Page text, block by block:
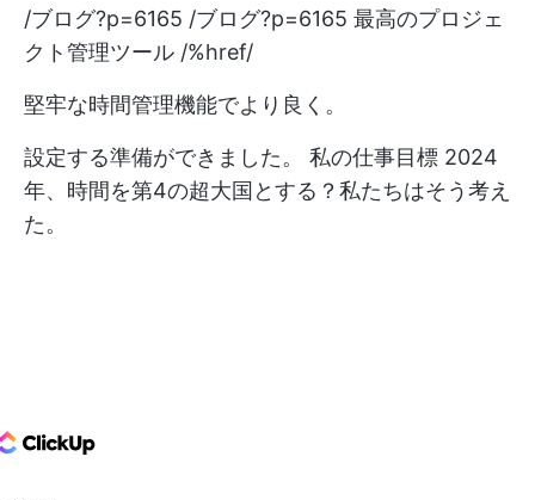
/ブログ?p=6165 /ブログ?p=6165 最高のプロジェ
クト管理ツール /%href/
堅牢な時間管理機能でより良く。
設定する準備ができました。 私の仕事目標 2024
年、時間を第4の超大国とする？私たちはそう考え
た。
Logo